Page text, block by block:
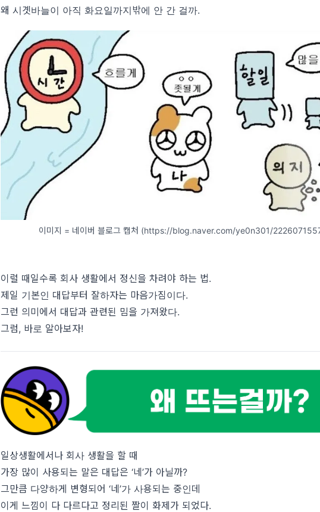
왜 시곗바늘이 아직 화요일까지밖에 안 간 걸까.
이미지 = 네이버 블로그 캡처 (https://blog.naver.com/ye0n301/
이럴 때일수록 회사 생활에서 정신을 차려야 하는 법.
제일 기본인 대답부터 잘하자는 마음가짐이다.
그런 의미에서 대답과 관련된 밈을 가져왔다.
그럼, 바로 알아보자!
일상생활에서나 회사 생활을 할 때
가장 많이 사용되는 말은 대답은 ‘네’가 아닐까?
그만큼 다양하게 변형되어 ‘네’가 사용되는 중인데
이게 느낌이 다 다르다고 정리된 짤이 화제가 되었다.